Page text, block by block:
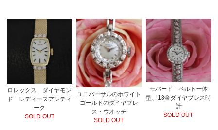
ロレックス ダイヤモン
ド レディースアンティ
ーク
SOLD OUT
ユニバーサルのホワイト
ゴールドのダイヤブレ
ス・ウオッチ
SOLD OUT
モバード ベルト一体
型、18金ダイヤブレス時
計
SOLD OUT